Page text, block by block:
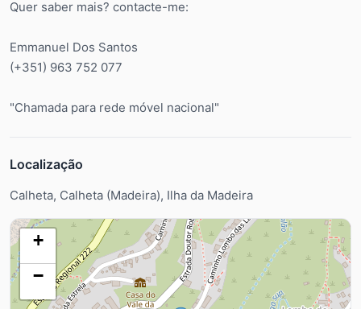
Quer saber mais? contacte-me:
Emmanuel Dos Santos
(+351) 963 752 077
"Chamada para rede móvel nacional"
Localização
Calheta, Calheta (Madeira), Ilha da Madeira
+
−